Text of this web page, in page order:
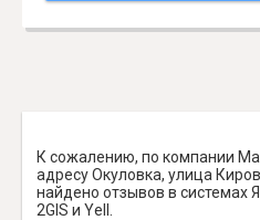
К сожалению, по компании
адресу Окуловка, улица
найдено отзывов в системах
2GIS и Yell.